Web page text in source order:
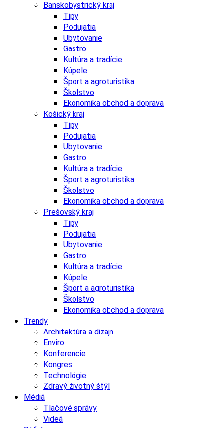
Banskobystrický kraj
Tipy
Podujatia
Ubytovanie
Gastro
Kultúra a tradície
Kúpele
Šport a agroturistika
Školstvo
Ekonomika obchod a doprava
Košický kraj
Tipy
Podujatia
Ubytovanie
Gastro
Kultúra a tradície
Šport a agroturistika
Školstvo
Ekonomika obchod a doprava
Prešovský kraj
Tipy
Podujatia
Ubytovanie
Gastro
Kultúra a tradície
Kúpele
Šport a agroturistika
Školstvo
Ekonomika obchod a doprava
Trendy
Architektúra a dizajn
Enviro
Konferencie
Kongres
Technológie
Zdravý životný štýl
Médiá
Tlačové správy
Videá